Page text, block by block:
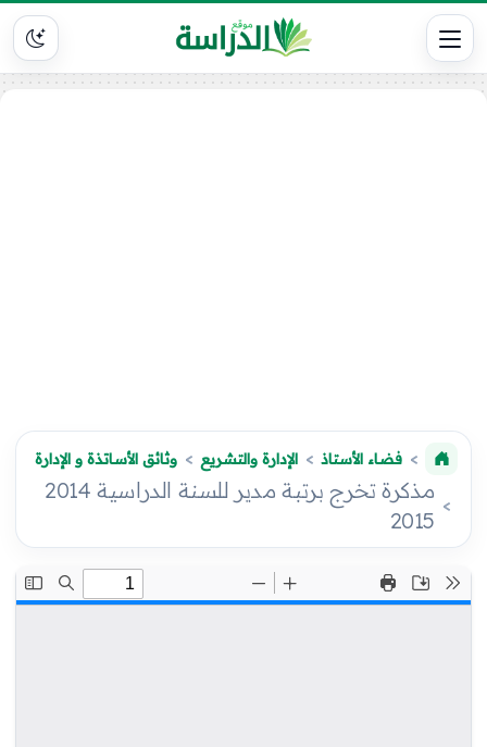
فضاء الأستاذ الإدارة والتشريع وثائق الأساتذة و الإدارة
مذكرة تخرج برتبة مدير للسنة الدراسية 2014
2015